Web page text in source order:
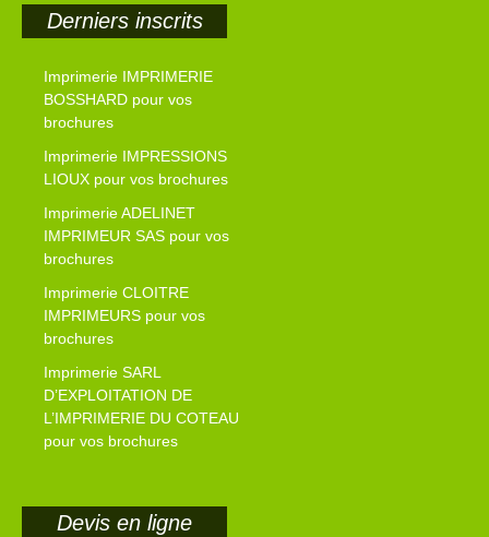
Derniers inscrits
Imprimerie IMPRIMERIE
BOSSHARD pour vos
brochures
Imprimerie IMPRESSIONS
LIOUX pour vos brochures
Imprimerie ADELINET
IMPRIMEUR SAS pour vos
brochures
Imprimerie CLOITRE
IMPRIMEURS pour vos
brochures
Imprimerie SARL
D’EXPLOITATION DE
L’IMPRIMERIE DU COTEAU
pour vos brochures
Devis en ligne